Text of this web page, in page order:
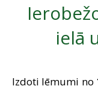
ielā
Izdoti lēmumi no